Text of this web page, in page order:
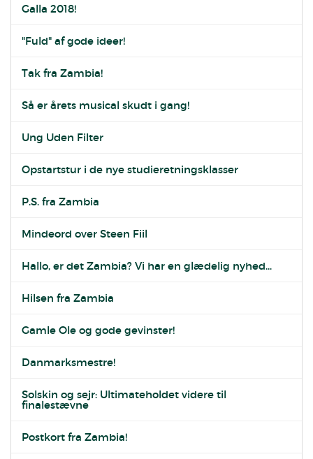
Galla 2018!
"Fuld" af gode ideer!
Tak fra Zambia!
Så er årets musical skudt i gang!
Ung Uden Filter
Opstartstur i de nye studieretningsklasser
P.S. fra Zambia
Mindeord over Steen Fiil
Hallo, er det Zambia? Vi har en glædelig nyhed...
Hilsen fra Zambia
Gamle Ole og gode gevinster!
Danmarksmestre!
Solskin og sejr: Ultimateholdet videre til
finalestævne
Postkort fra Zambia!